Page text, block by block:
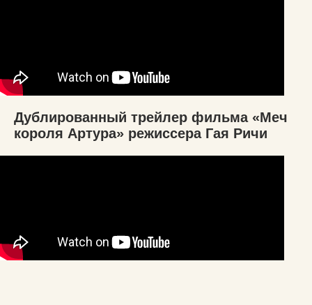
Дублированный трейлер фильма «Меч
короля Артура» режиссера Гая Ричи